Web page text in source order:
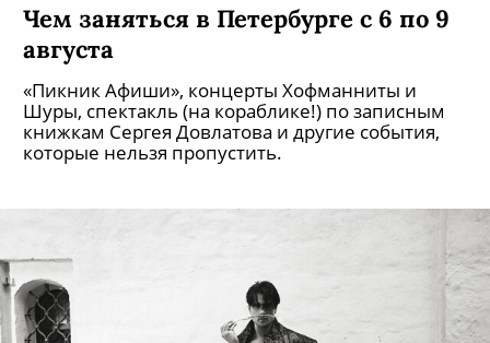
Чем заняться в Петербурге с 6 по 9
августа
«Пикник Афиши», концерты Хофманниты и
Шуры, спектакль (на кораблике!) по записным
книжкам Сергея Довлатова и другие события,
которые нельзя пропустить.